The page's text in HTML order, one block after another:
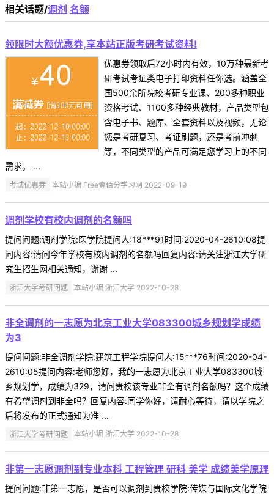
相关话题/调剂 名额
领限时大额优惠券,享本站正版考研考试资料!
优惠券领取后72小时内有效，10万种最新考
研考试考证类电子打印资料任你选。涵盖全
国500余所院校考研专业课、200多种职业
资格考试、1100多种经典教材，产品类型包
含电子书、题库、全套资料以及视频，无论
您是考研复习、考证刷题，还是考前冲刺
等，不同类型的产品可满足您学习上的不同
需求。 ...
考试优惠券 本站小编 Free壹佰分学习网 2022-09-19
调剂学校有校内调剂的名额吗
提问问题:调剂学院:医学院提问人:18***91时间:2020-04-2610:08提
问内容:请问今年学校有校内调剂的名额吗回复内容:请关注浙江大学研
究生招生网相关通知，谢谢 ...
浙江大学考研问题 本站小编 浙江大学 2022-10-28
非全调剂的一志愿为北京工业大学083300城乡规划学成绩
为3
提问问题:非全调剂学院:建筑工程学院提问人:15***76时间:2020-04-
2610:05提问内容:老师您好，我的一志愿为北京工业大学083300城
乡规划学，成绩为329，请问贵校该专业非全有调剂名额吗？这个成绩
有希望调剂到非全吗？回复内容:同学你好，请耐心等待，请以学院之
后将发布的正式通知为准 ...
浙江大学考研问题 本站小编 浙江大学 2022-10-28
非第一志愿调剂到专业本科 工程管理 研科 美学 成绩美学原理
提问问题:非第一志愿，是否可以调剂到贵校学院:传媒与国际文化学院